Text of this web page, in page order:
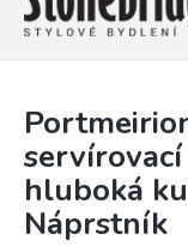
hluboká
Náprstník